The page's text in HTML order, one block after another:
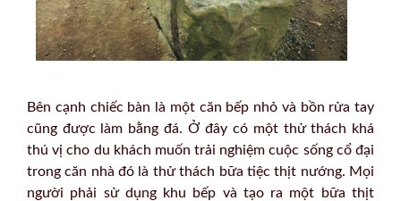
Bên cạnh chiếc bàn là một căn bếp nhỏ và bồn rửa tay
cũng được làm bằng đá. Ở đây có một thử thách khá
thú vị cho du khách muốn trải nghiệm cuộc sống cổ đại
trong căn nhà đó là thử thách bữa tiệc thịt nướng. Mọi
người phải sử dụng khu bếp và tạo ra một bữa thịt